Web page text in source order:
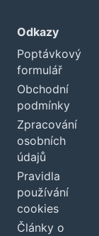
Odkazy
Poptávkový
formulář
Obchodní
podmínky
Zpracování
osobních
údajů
Pravidla
používání
cookies
Články o